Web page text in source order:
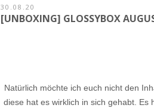
30.08.20
[UNBOXING] GLOSSYBOX
Natürlich möchte ich euch nicht den
diese hat es wirklich in sich gehabt. Es